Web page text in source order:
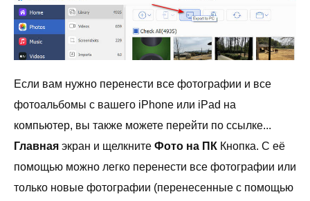
Если вам нужно перенести все фотографии и все
фотоальбомы с вашего iPhone или iPad на
компьютер, вы также можете перейти по ссылке...
Главная экран и щелкните Фото на ПК Кнопка. С её
помощью можно легко перенести все фотографии или
только новые фотографии (перенесенные с помощью